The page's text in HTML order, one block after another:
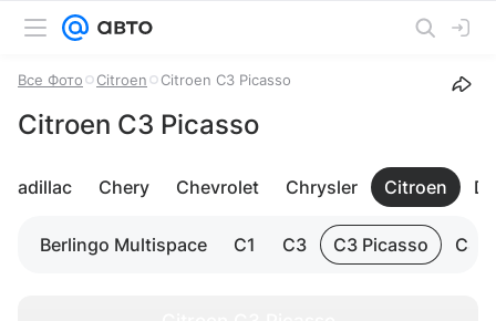
Все Фото Citroen Citroen C3 Picasso
Citroen C3 Picasso
Cadillac Chery Chevrolet Chrysler Citroen
Berlingo Multispace C1 C3 C3 Picasso C4